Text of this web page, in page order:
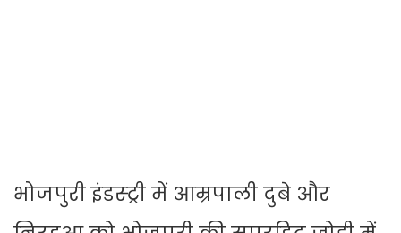
भोजपुरी इंडस्ट्री में आम्रपाली दुबे और